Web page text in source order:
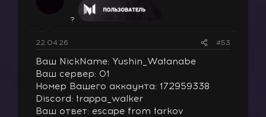
?
22.04.26 #53
Ваш NickName: Yushin_Watanabe
Ваш сервер: 01
Номер Вашего аккаунта: 172959338
Discord: trappa_walker
Ваш ответ: escape from tarkov